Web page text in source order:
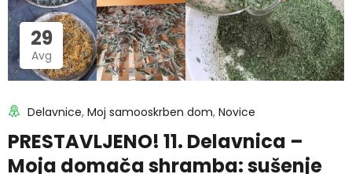
29
Avg
Delavnice, Moj samooskrben dom, Novice
PRESTAVLJENO! 11. Delavnica –
Moja domača shramba: sušenje